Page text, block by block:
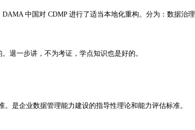
中国对 CDMP 进行了适当本地化重构。分为：数据治理
退一步讲，不为考证，学点知识也是好的。
是企业数据管理能力建设的指导性理论和能力评估标准。